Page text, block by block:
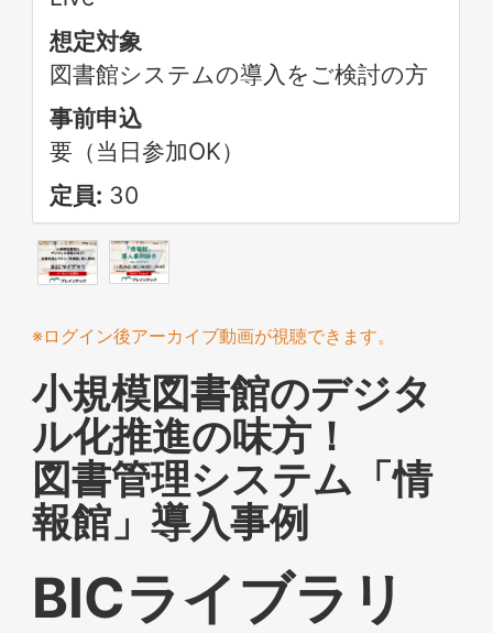
想定対象
図書館システムの導入をご検討の方
事前申込
要（当日参加OK）
定員: 30
※ログイン後アーカイブ動画が視聴できます。
小規模図書館のデジタ
ル化推進の味方！
図書管理システム「情
報館」導入事例
BICライブラリ